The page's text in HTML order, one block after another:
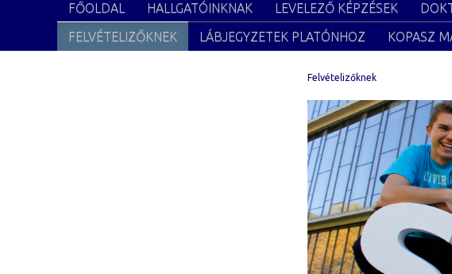
FŐOLDAL HALLGATÓINKNAK LEVELEZŐ KÉPZÉSEK
FELVÉTELIZŐKNEK
LÁBJEGYZETEK PLATÓNHOZ KOPASZ
Felvételizőknek